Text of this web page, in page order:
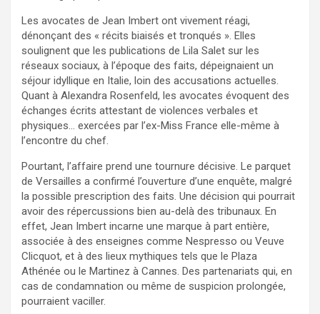
Les avocates de Jean Imbert ont vivement réagi,
dénonçant des « récits biaisés et tronqués ». Elles
soulignent que les publications de Lila Salet sur les
réseaux sociaux, à l’époque des faits, dépeignaient un
séjour idyllique en Italie, loin des accusations actuelles.
Quant à Alexandra Rosenfeld, les avocates évoquent des
échanges écrits attestant de violences verbales et
physiques… exercées par l’ex-Miss France elle-même à
l’encontre du chef.
Pourtant, l’affaire prend une tournure décisive. Le parquet
de Versailles a confirmé l’ouverture d’une enquête, malgré
la possible prescription des faits. Une décision qui pourrait
avoir des répercussions bien au-delà des tribunaux. En
effet, Jean Imbert incarne une marque à part entière,
associée à des enseignes comme Nespresso ou Veuve
Clicquot, et à des lieux mythiques tels que le Plaza
Athénée ou le Martinez à Cannes. Des partenariats qui, en
cas de condamnation ou même de suspicion prolongée,
pourraient vaciller.